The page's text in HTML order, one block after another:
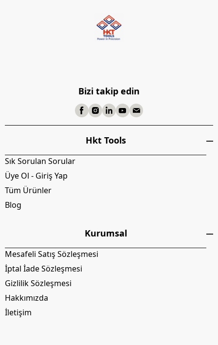
Bizi takip edin
Hkt Tools
Sık Sorulan Sorular
Üye Ol - Giriş Yap
Tüm Ürünler
Blog
Kurumsal
Mesafeli Satış Sözleşmesi
İptal İade Sözleşmesi
Gizlilik Sözleşmesi
Hakkımızda
İletişim